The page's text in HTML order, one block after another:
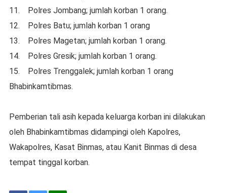
11. Polres Jombang; jumlah korban 1 orang.
12. Polres Batu; jumlah korban 1 orang
13. Polres Magetan; jumlah korban 1 orang.
14. Polres Gresik; jumlah korban 1 orang.
15. Polres Trenggalek; jumlah korban 1 orang
Bhabinkamtibmas.
Pemberian tali asih kepada keluarga korban ini dilakukan
oleh Bhabinkamtibmas didampingi oleh Kapolres,
Wakapolres, Kasat Binmas, atau Kanit Binmas di desa
tempat tinggal korban.